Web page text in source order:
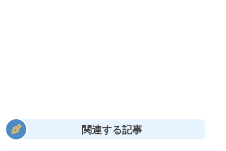
関連する記事